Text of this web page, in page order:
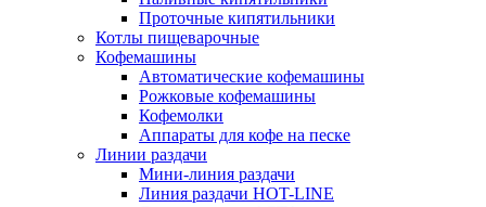
Проточные кипятильники
Котлы пищеварочные
Кофемашины
Автоматические кофемашины
Рожковые кофемашины
Кофемолки
Аппараты для кофе на песке
Линии раздачи
Мини-линия раздачи
Линия раздачи HOT-LINE